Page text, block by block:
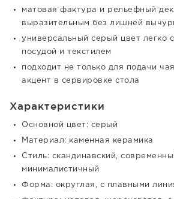
матовая фактура и рельефный
выразительным без лишней
универсальный серый цвет легко
посудой и текстилем
подходит не только для подачи
акцент в сервировке стола
Характеристики
Основной цвет: серый
Материал: каменная керамика
Стиль: скандинавский,
минималистичный
Форма: округлая, с плавными